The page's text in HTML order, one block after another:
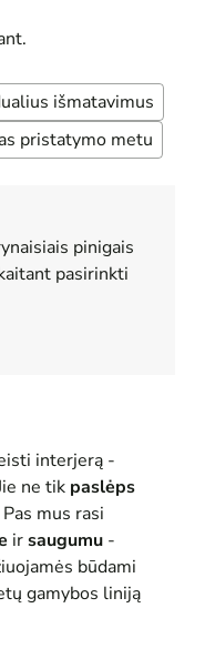
išmatavimus
pristatymo metu
pinigais
pasirinkti
interjerą -
ne tik paslėps
mus rasi
irsaugumu-
būdami
gamybos liniją